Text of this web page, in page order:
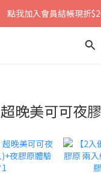
點我加入會員結帳現折
超晚美可可夜